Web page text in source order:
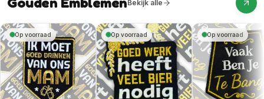
Bekijk alle
Op voorraad Op voorraad Op voorraad